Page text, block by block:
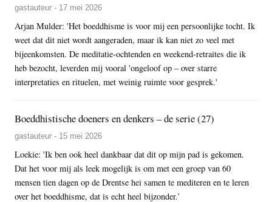
gastauteur - 17 mei 2026
Arjan Mulder: 'Het boeddhisme is voor mij een persoonlijke tocht. Ik
weet dat dit niet wordt aangeraden, maar ik kan niet zo veel met
bijeenkomsten. De meditatie-ochtenden en weekend-retraites die ik
heb bezocht, leverden mij vooral 'ongeloof op – over starre
interpretaties en rituelen, met weinig ruimte voor gesprek.'
Boeddhistische doeners en denkers – de serie (27)
gastauteur - 15 mei 2026
Loekie: 'Ik ben ook heel dankbaar dat dit op mijn pad is gekomen.
Dat het voor mij als leek mogelijk is om met een groep van 60
mensen tien dagen op de Drentse hei samen te mediteren en te leren
over het boeddhisme, dat is echt heel bijzonder.’